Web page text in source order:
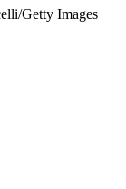
Getty Images